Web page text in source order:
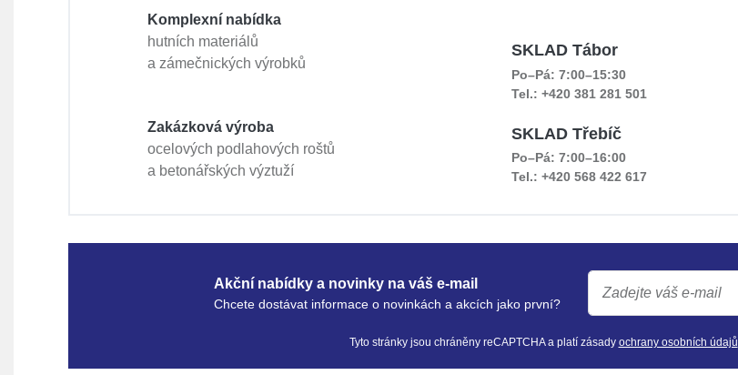
Komplexní nabídka
hutních materiálů
a zámečnických výrobků
Zakázková výroba
ocelových podlahových roštů
a betonářských výztuží
SKLAD Tábor
Po–Pá: 7:00–15:30
Tel.: +420 381 281 501
SKLAD Třebíč
Po–Pá: 7:00–16:00
Tel.: +420 568 422 617
Akční nabídky a novinky na váš e-mail
Chcete dostávat informace o novinkách a akcích jako první?
Tyto stránky jsou chráněny reCAPTCHA a platí zásady ochrany osobních údajů